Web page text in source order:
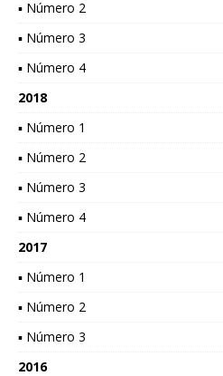
▪ Número 2
▪ Número 3
▪ Número 4
2018
▪ Número 1
▪ Número 2
▪ Número 3
▪ Número 4
2017
▪ Número 1
▪ Número 2
▪ Número 3
2016